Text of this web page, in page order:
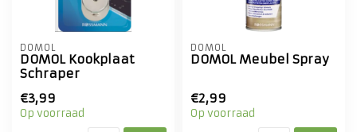
DOMOL
DOMOL Kookplaat
Schraper
€3,99
Op voorraad
DOMOL
DOMOL Meubel Spray
€2,99
Op voorraad